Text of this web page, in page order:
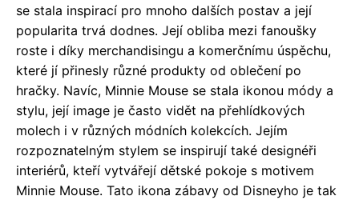
se stala inspirací pro mnoho dalších postav a její
popularita trvá dodnes. Její obliba mezi fanoušky
roste i díky merchandisingu a komerčnímu úspěchu,
které jí přinesly různé produkty od oblečení po
hračky. Navíc, Minnie Mouse se stala ikonou módy a
stylu, její image je často vidět na přehlídkových
molech i v různých módních kolekcích. Jejím
rozpoznatelným stylem se inspirují také designéři
interiérů, kteří vytvářejí dětské pokoje s motivem
Minnie Mouse. Tato ikona zábavy od Disneyho je tak